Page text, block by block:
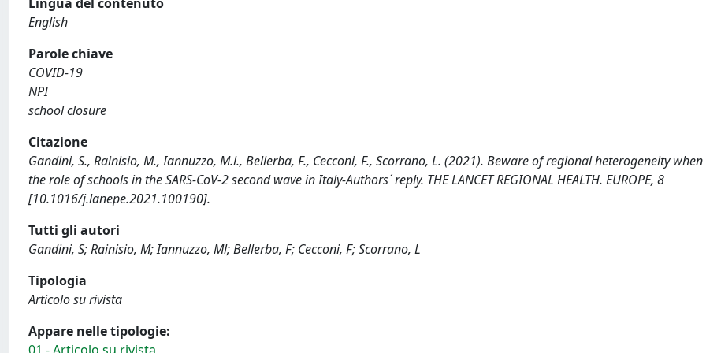
English
Parole chiave
COVID-19
NPI
school closure
Citazione
Gandini, S., Rainisio, M., Iannuzzo, M.l., Bellerba, F., Cecconi, F., Scorrano, L. (2021). Beware of regional heterogeneity when
the role of schools in the SARS-CoV-2 second wave in Italy-Authors´ reply. THE LANCET REGIONAL HEALTH. EUROPE, 8
[10.1016/j.lanepe.2021.100190].
Tutti gli autori
Gandini, S; Rainisio, M; Iannuzzo, Ml; Bellerba, F; Cecconi, F; Scorrano, L
Tipologia
Articolo su rivista
Appare nelle tipologie: